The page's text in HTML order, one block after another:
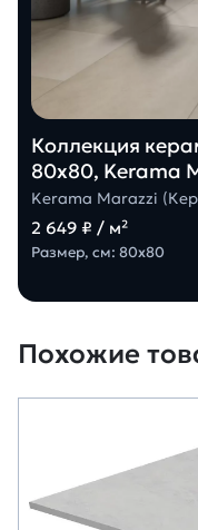
Коллекция
80х80, Kerama
Kerama Marazzi
2 649 ₽ / м²
Размер, см: 80х80
Похожие